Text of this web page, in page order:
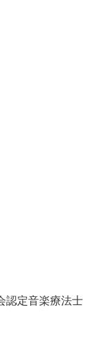
認定音楽療法士